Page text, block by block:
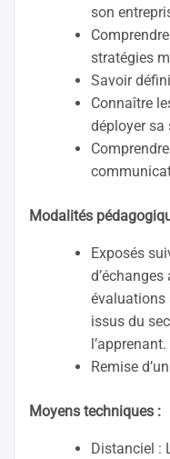
son
stratégies
Savoir
Connaître
déployer sa
Modalités
Exposés
évaluations
issus du
l’apprenant.
Remise
Moyens techniques :
Distanciel :